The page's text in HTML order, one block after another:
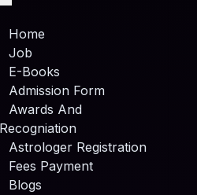
Home
Job
E-Books
Admission Form
Awards And
Recogniation
Astrologer Registration
Fees Payment
Blogs